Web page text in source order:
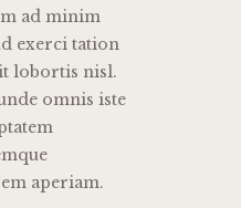
ad minim
exerci tation
lobortis nisl.
omnis iste
aperiam.